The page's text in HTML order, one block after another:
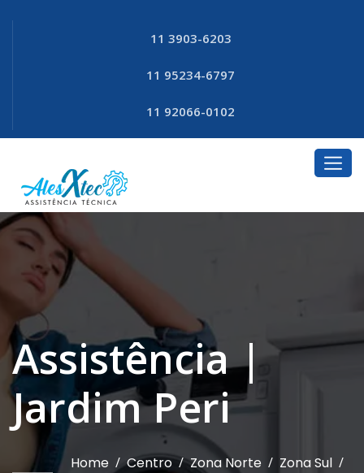
11 3903-6203
11 95234-6797
11 92066-0102
Assistência |
Jardim Peri
Home / Centro / Zona Norte / Zona Sul /